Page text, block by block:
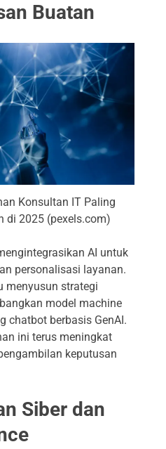
Buatan
Konsultan IT Paling
di 2025 (pexels.com)
AI untuk
personalisasi layanan.
menyusun strategi
model machine
chatbot berbasis GenAI.
ini terus meningkat
keputusan
Siber dan